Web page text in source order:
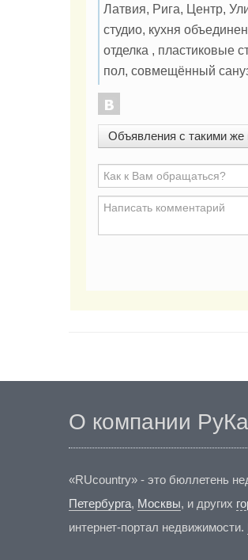
Латвия, Рига, Центр,
студио, кухня
отделка , пластиковые
пол, совмещённый
Объявления с такими же
О компании
«RUcountry» - это бюллетень
Петербурга, Москвы, и других
интернет-портал недвижимости.